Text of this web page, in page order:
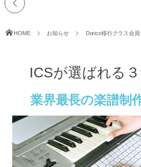
HOME お知らせ Dorico移行クラス会
ICSが選ばれる
業界最長の楽譜制